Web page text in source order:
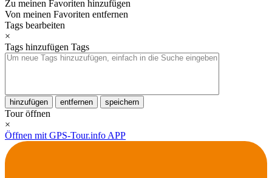
Zu meinen Favoriten hinzufügen
Von meinen Favoriten entfernen
Tags bearbeiten
×
Tags hinzufügen Tags
hinzufügen entfernen speichern
Tour öffnen
×
Öffnen mit GPS-Tour.info APP